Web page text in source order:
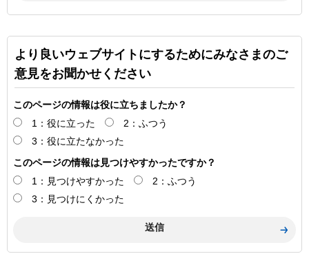
より良いウェブサイトにするためにみなさまのご
意見をお聞かせください
このページの情報は役に立ちましたか？
1：役に立った
2：ふつう
3：役に立たなかった
このページの情報は見つけやすかったですか？
1：見つけやすかった
2：ふつう
3：見つけにくかった